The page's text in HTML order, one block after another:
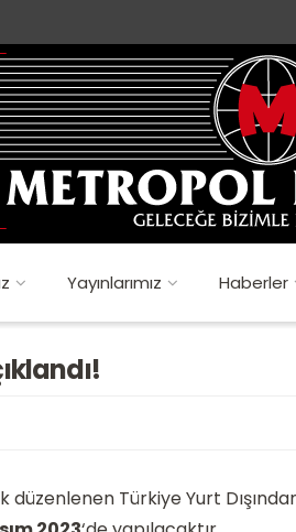
Yayınlarımız Haberler
düzenlenen Türkiye Yurt